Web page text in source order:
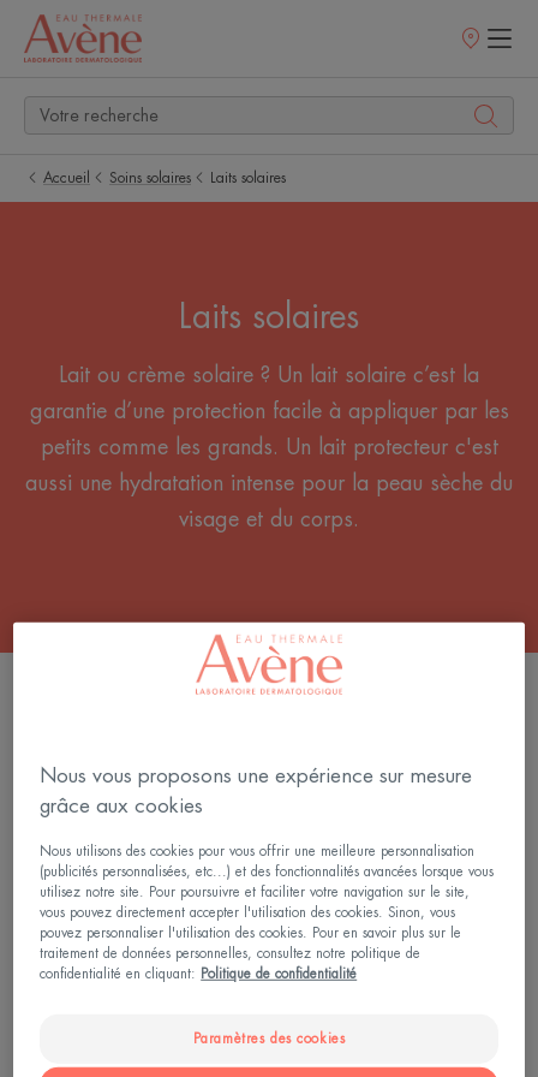
Points
Accueil Soins solaires Laits solaires
Laits solaires
Lait ou crème solaire ? Un lait solaire c’est la
garantie d’une protection facile à appliquer par les
petits comme les grands. Un lait protecteur c'est
aussi une hydratation intense pour la peau sèche du
visage et du corps.
FILTRER LES PRODUITS
3 résultats pour "Laits solaires"
minéral
solaire
FPS
50+Très
haute
Visage
&
Corps
Haute
NOUVEAU
Nous vous proposons une expérience sur mesure
grâce aux cookies
Nous utilisons des cookies pour vous offrir une meilleure personnalisation
(publicités personnalisées, etc...) et des fonctionnalités avancées lorsque vous
utilisez notre site. Pour poursuivre et faciliter votre navigation sur le site,
vous pouvez directement accepter l'utilisation des cookies. Sinon, vous
pouvez personnaliser l'utilisation des cookies. Pour en savoir plus sur le
traitement de données personnelles, consultez notre politique de
confidentialité en cliquant:
Politique de confidentialité
Paramètres des cookies